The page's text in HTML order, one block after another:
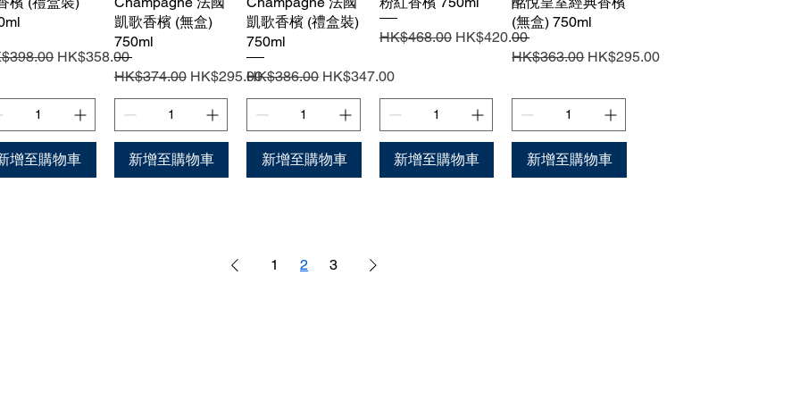
價格
促銷價格
HK$358.00
增至購物車
凱歌香檳 (無盒)
750ml
一般價格
HK$374.00 促銷價格
HK$295.00
新增至購物車
凱歌香檳 (禮盒裝)
750ml
一般價格
HK$386.00 促銷價格
HK$347.00
新增至購物車
一般價格
HK$468.00 促銷價格
HK$420.00
新增至購物車
(無盒) 750ml
一般價格
HK$363.00 促銷價格
HK$295.00
新增至購物車
1 2 3